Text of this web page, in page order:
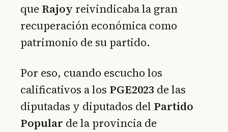
que Rajoy reivindicaba la gran
recuperación económica como
patrimonio de su partido.
Por eso, cuando escucho los
calificativos a los PGE2023 de las
diputadas y diputados del Partido
Popular de la provincia de